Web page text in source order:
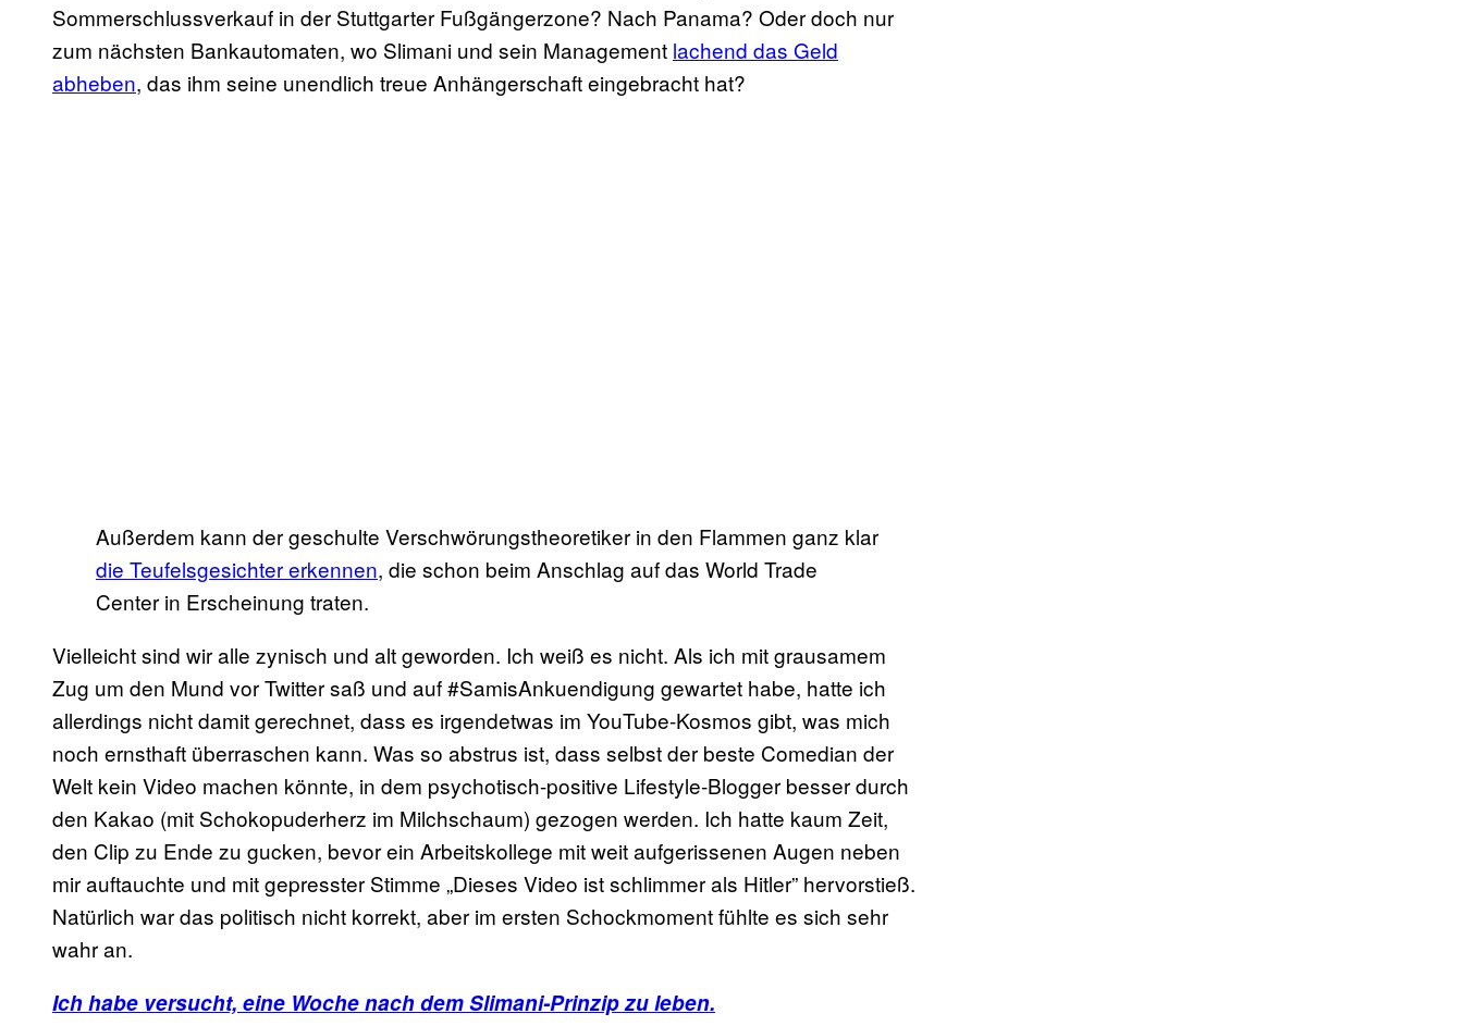
Sommerschlussverkauf in der Stuttgarter Fußgängerzone? Nach Panama? Oder doch nur
zum nächsten Bankautomaten, wo Slimani und sein Management lachend das Geld
abheben, das ihm seine unendlich treue Anhängerschaft eingebracht hat?
Außerdem kann der geschulte Verschwörungstheoretiker in den Flammen ganz klar
die Teufelsgesichter erkennen, die schon beim Anschlag auf das World Trade
Center in Erscheinung traten.
Vielleicht sind wir alle zynisch und alt geworden. Ich weiß es nicht. Als ich mit grausamem
Zug um den Mund vor Twitter saß und auf #SamisAnkuendigung gewartet habe, hatte ich
allerdings nicht damit gerechnet, dass es irgendetwas im YouTube-Kosmos gibt, was mich
noch ernsthaft überraschen kann. Was so abstrus ist, dass selbst der beste Comedian der
Welt kein Video machen könnte, in dem psychotisch-positive Lifestyle-Blogger besser durch
den Kakao (mit Schokopuderherz im Milchschaum) gezogen werden. Ich hatte kaum Zeit,
den Clip zu Ende zu gucken, bevor ein Arbeitskollege mit weit aufgerissenen Augen neben
mir auftauchte und mit gepresster Stimme „Dieses Video ist schlimmer als Hitler” hervorstieß.
Natürlich war das politisch nicht korrekt, aber im ersten Schockmoment fühlte es sich sehr
wahr an.
Ich habe versucht, eine Woche nach dem Slimani-Prinzip zu leben.